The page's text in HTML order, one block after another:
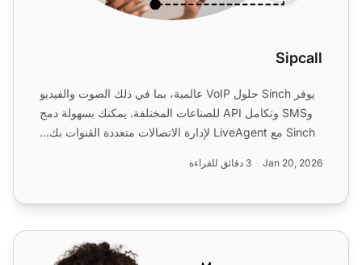
Sipcall
يوفر Sinch حلول VoIP عالمية، بما في ذلك الصوت والفيديو
وSMS وتكامل API للصناعات المختلفة. يمكنك بسهولة دمج
Sinch مع LiveAgent لإدارة الاتصالات متعددة القنوات بك...
Jan 20, 2026 3 دقائق للقراءة
MultiTEL